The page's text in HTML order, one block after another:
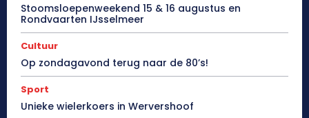
Stoomsloepenweekend 15 & 16 augustus en
Rondvaarten IJsselmeer
Cultuur
Op zondagavond terug naar de 80’s!
Sport
Unieke wielerkoers in Wervershoof